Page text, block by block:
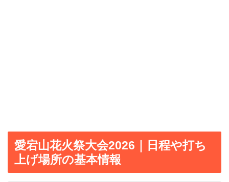
愛宕山花火祭大会2026｜日程や打ち
上げ場所の基本情報